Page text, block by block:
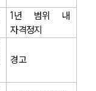
1년 범위 내
자격정지
경고